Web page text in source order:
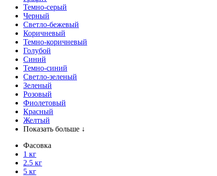
Темно-серый
Черный
Светло-бежевый
Коричневый
Темно-коричневый
Голубой
Синий
Темно-синий
Светло-зеленый
Зеленый
Розовый
Фиолетовый
Красный
Желтый
Показать больше ↓
Фасовка
1 кг
2.5 кг
5 кг